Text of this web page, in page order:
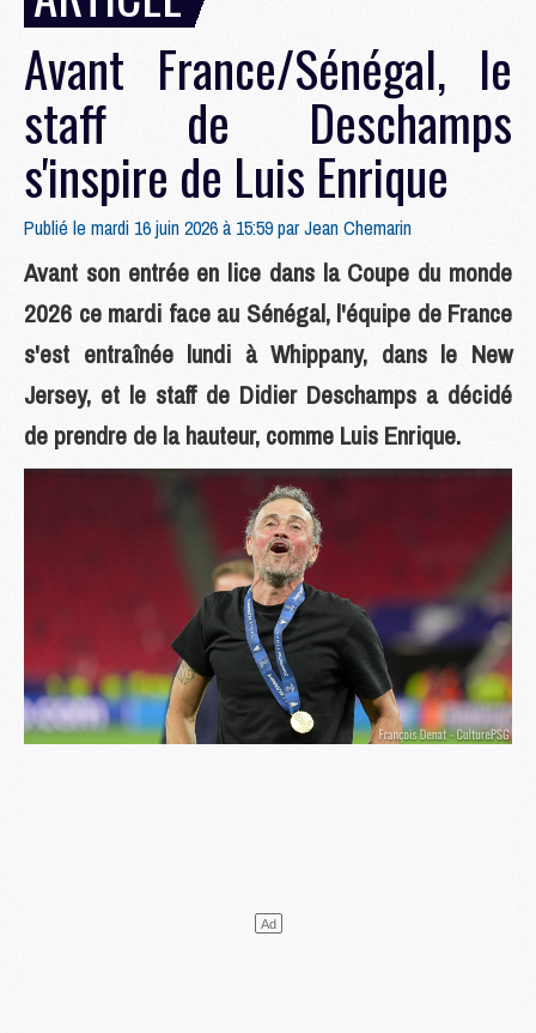
Avant France/Sénégal, le
staff de Deschamps
s'inspire de Luis Enrique
Publié le mardi 16 juin 2026 à 15:59 parJean Chemarin
Avant son entrée en lice dans la Coupe du monde
2026 ce mardi face au Sénégal, l'équipe de France
s'est entraînée lundi à Whippany, dans le New
Jersey, et le staff de Didier Deschamps a décidé
de prendre de la hauteur, comme Luis Enrique.